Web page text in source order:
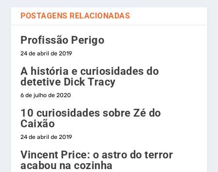
POSTAGENS RELACIONADAS
Profissão Perigo
24 de abril de 2019
A história e curiosidades do
detetive Dick Tracy
6 de julho de 2020
10 curiosidades sobre Zé do
Caixão
24 de abril de 2019
Vincent Price: o astro do terror
acabou na cozinha